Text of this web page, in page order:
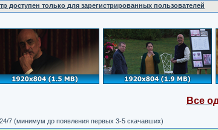
доступен только для зарегистрированных пользователей
Все
24/7 (минимум до появления первых 3-5 скачавших)